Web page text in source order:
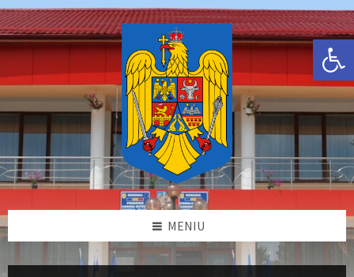
Deschide bara de unelte
Skip
to
content
Skip
to
left
sidebar
Skip
to
right
sidebar
Skip
to
footer
MENIU